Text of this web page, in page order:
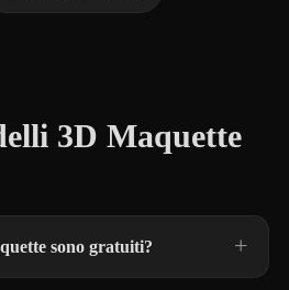
3D Maquette
sono gratuiti?